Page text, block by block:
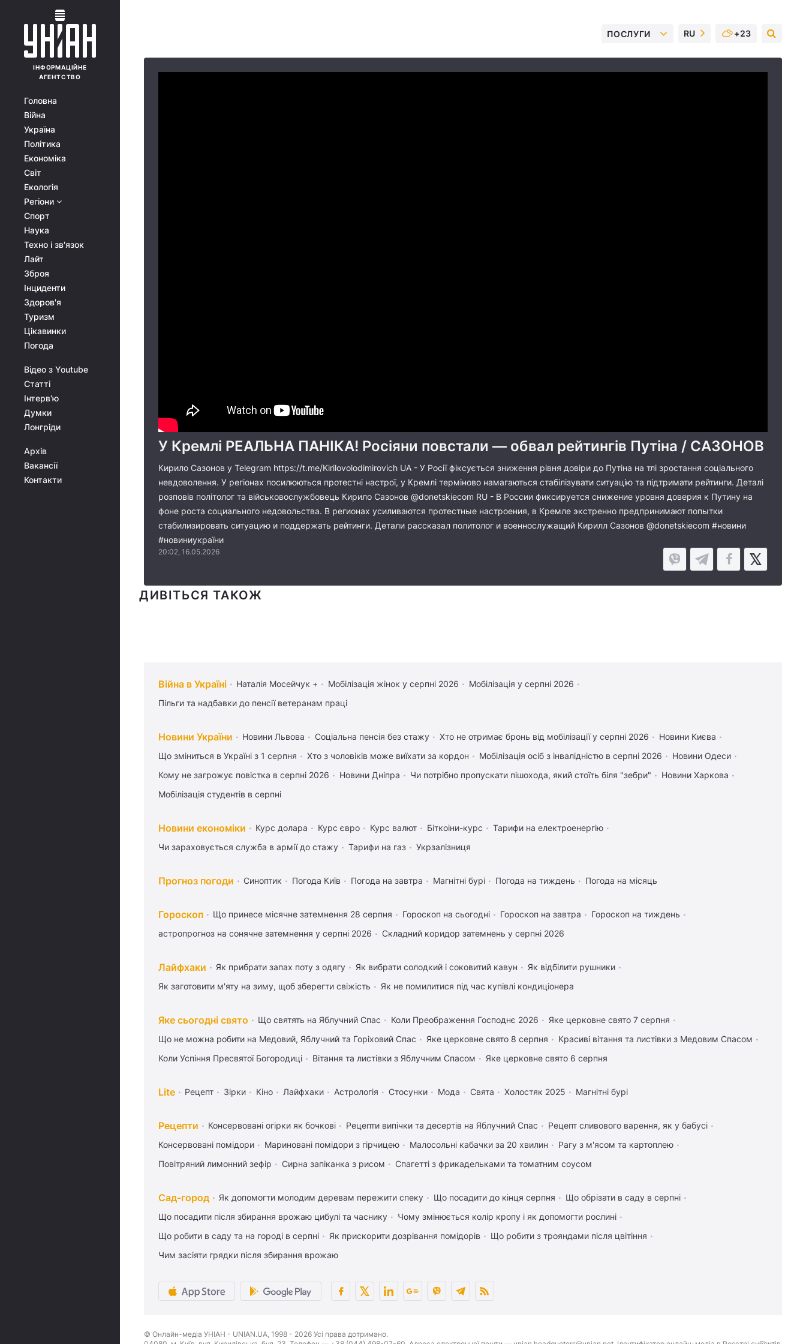
ІНФОРМАЦІЙНЕ
АГЕНТСТВО
Головна
Війна
Україна
Політика
Економіка
Світ
Екологія
Регіони
Спорт
Наука
Техно і зв'язок
Лайт
Зброя
Інциденти
Здоров'я
Туризм
Цікавинки
Погода
Відео з Youtube
Статті
Інтерв'ю
Думки
Лонгріди
Архів
Вакансії
Контакти
ПОСЛУГИ RU +23
У Кремлі РЕАЛЬНА ПАНІКА! Росіяни повстали — обвал рейтингів Путіна / САЗОНОВ
Кирило Сазонов у Telegram https://t.me/Kirilovolodimirovich UA - У Росії фіксується зниження рівня довіри до Путіна на тлі зростання соціального
невдоволення. У регіонах посилюються протестні настрої, у Кремлі терміново намагаються стабілізувати ситуацію та підтримати рейтинги. Деталі
розповів політолог та військовослужбовець Кирило Сазонов @donetskiecom RU - В России фиксируется снижение уровня доверия к Путину на
фоне роста социального недовольства. В регионах усиливаются протестные настроения, в Кремле экстренно предпринимают попытки
стабилизировать ситуацию и поддержать рейтинги. Детали рассказал политолог и военнослужащий Кирилл Сазонов @donetskiecom #новини​
#новиниукраїни
20:02, 16.05.2026
ДИВІТЬСЯ ТАКОЖ
Війна в Україні Наталія Мосейчук + Мобілізація жінок у серпні 2026
Мобілізація у серпні 2026
Пільги та надбавки до пенсії ветеранам праці
Новини України Новини Львова Соціальна пенсія без стажу Хто не отримає бронь від мобілізації у серпні 2026
Новини Києва
Що зміниться в Україні з 1 серпня
Хто з чоловіків може виїхати за кордон Мобілізація осіб з інвалідністю в серпні 2026
Новини Одеси
Кому не загрожує повістка в серпні 2026
Новини Дніпра Чи потрібно пропускати пішохода, який стоїть біля "зебри"
Новини Харкова
Мобілізація студентів в серпні
Новини економіки Курс долара Курс євро Курс валют Біткоіни-курс
Тарифи на електроенергію
Чи зараховується служба в армії до стажу
Тарифи на газ Укрзалізниця
Прогноз погоди Синоптик Погода Київ Погода на завтра Магнітні бурі Погода на тиждень Погода на місяць
Гороскоп Що принесе місячне затемнення 28 серпня Гороскоп на сьогодні Гороскоп на завтра
Гороскоп на тиждень
астропрогноз на сонячне затемнення у серпні 2026
Складний коридор затемнень у серпні 2026
Лайфхаки Як прибрати запах поту з одягу Як вибрати солодкий і соковитий кавун
Як відбілити рушники
Як заготовити м'яту на зиму, щоб зберегти свіжість
Як не помилитися під час купівлі кондиціонера
Яке сьогодні свято Що святять на Яблучний Спас Коли Преображення Господнє 2026
Яке церковне свято 7 серпня
Що не можна робити на Медовий, Яблучний та Горіховий Спас
Яке церковне свято 8 серпня
Красиві вітання та листівки з Медовим Спасом
Коли Успіння Пресвятої Богородиці
Вітання та листівки з Яблучним Спасом Яке церковне свято 6 серпня
Lite Рецепт Зірки Кіно Лайфхаки Астрологія Стосунки Мода Свята Холостяк 2025 Магнітні бурі
Рецепти Консервовані огірки як бочкові Рецепти випічки та десертів на Яблучний Спас
Рецепт сливового варення, як у бабусі
Консервовані помідори
Мариновані помідори з гірчицею Малосольні кабачки за 20 хвилин
Рагу з м'ясом та картоплею
Повітряний лимонний зефір
Сирна запіканка з рисом Спагетті з фрикадельками та томатним соусом
Сад-город Як допомогти молодим деревам пережити спеку Що посадити до кінця серпня
Що обрізати в саду в серпні
Що посадити після збирання врожаю цибулі та часнику
Чому змінюється колір кропу і як допомогти рослині
Що робити в саду та на городі в серпні
Як прискорити дозрівання помідорів
Що робити з трояндами після цвітіння
Чим засіяти грядки після збирання врожаю
© Онлайн-медіа УНІАН - UNIAN.UA, 1998 - 2026 Усі права дотримано.